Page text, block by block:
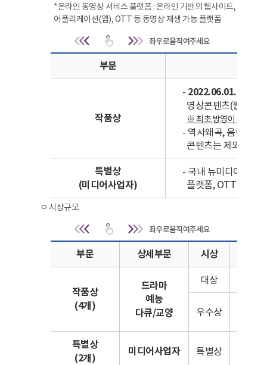
*온라인 동영상 서비스 플랫폼 : 온라인 기반의 웹사이트,
어플리케이션(앱), OTT 등 동영상 재생 가능 플랫폼
공모개요 | 공모대상 : 방송영상 뉴미디어 관련 제작
부문
작품상
- 2022.06.01. ~
영상콘텐츠(웹드라
※ 최초 방영이 전파(지
- 역사왜곡, 음란, 외
콘텐츠는 제외
특별상
(미디어사업자)
- 국내 뉴미디어 영상
플랫폼, OTT 사업
ㅇ 시상규모
공모개요 | 시상규모
부문 상세부문 시상
작품상
(4개)
드라마
예능
다큐/교양
대상
우수상
특별상
(2개)
미디어사업자 특별상